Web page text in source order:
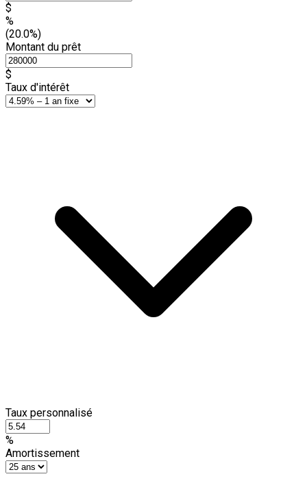
$
%
(20.0%)
Montant du prêt
$
Taux d'intérêt
Taux personnalisé
%
Amortissement